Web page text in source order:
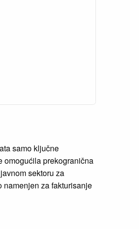
samo ključne
omogućila prekogranična
sektoru za
namenjen za fakturisanje